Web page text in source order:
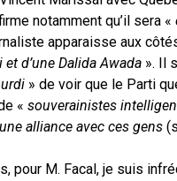
notamment qu’il sera «
apparaisse aux
d’une Dalida Awada ». Il
» de voir que le Parti
« souverainistes
alliance avec ces gens
pour M. Facal, je suis